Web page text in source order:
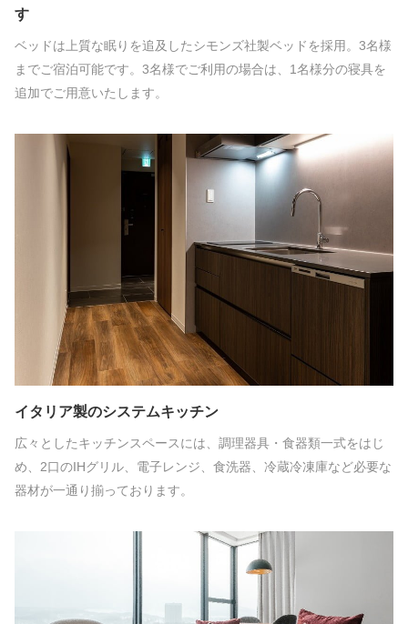
す
ベッドは上質な眠りを追及したシモンズ社製ベッドを採用。3名様
までご宿泊可能です。3名様でご利用の場合は、1名様分の寝具を
追加でご用意いたします。
イタリア製のシステムキッチン
広々としたキッチンスペースには、調理器具・食器類一式をはじ
め、2口のIHグリル、電子レンジ、食洗器、冷蔵冷凍庫など必要な
器材が一通り揃っております。